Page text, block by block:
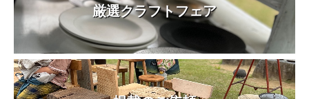
厳選クラフトフェア